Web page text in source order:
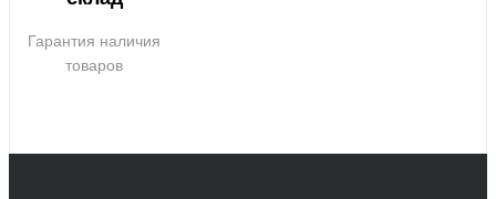
Гарантия наличия
товаров